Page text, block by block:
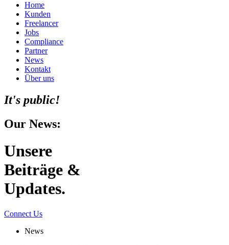
Home
Kunden
Freelancer
Jobs
Compliance
Partner
News
Kontakt
Über uns
It's public!
Our News:
Unsere
Beiträge &
Updates.
Connect Us
News